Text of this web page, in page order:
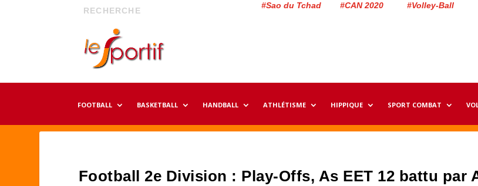
#Sao du Tchad #CAN 2020 #Volley-Ball
FOOTBALL BASKETBALL HANDBALL ATHLÉTISME HIPPIQUE SPORT COMBAT
Football 2e Division : Play-Offs, As EET 12 battu par